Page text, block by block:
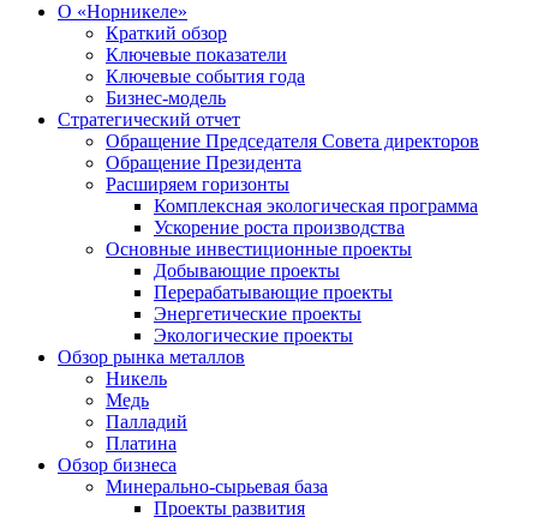
О «Норникеле»
Краткий обзор
Ключевые показатели
Ключевые события года
Бизнес-модель
Стратегический отчет
Обращение Председателя Совета директоров
Обращение Президента
Расширяем горизонты
Комплексная экологическая программа
Ускорение роста производства
Основные инвестиционные проекты
Добывающие проекты
Перерабатывающие проекты
Энергетические проекты
Экологические проекты
Обзор рынка металлов
Никель
Медь
Палладий
Платина
Обзор бизнеса
Минерально-сырьевая база
Проекты развития